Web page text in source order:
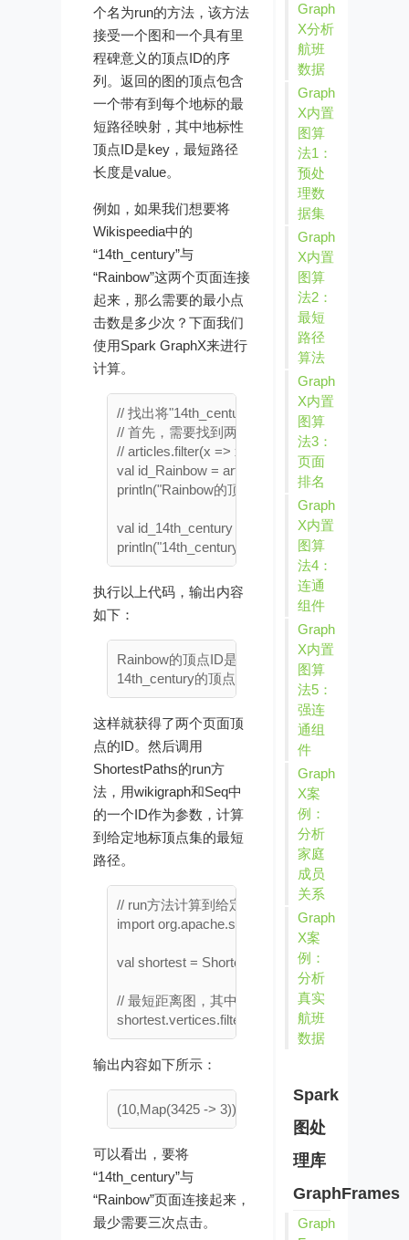
个名为run的方法，该方法
接受一个图和一个具有里
程碑意义的顶点ID的序
列。返回的图的顶点包含
一个带有到每个地标的最
短路径映射，其中地标性
顶点ID是key，最短路径
长度是value。
例如，如果我们想要将
Wikispeedia中的
“14th_century”与
“Rainbow”这两个页面连接
起来，那么需要的最小点
击数是多少次？下面我们
使用Spark GraphX来进行
计算。
// 找出将"14th_century"与"Rainbow"页面连接起
// 首先，需要找到两个页面的顶点ID
// articles.filter(x => x._1 == "Rainbow" || x._1
val id_Rainbow = articles.filter(x => x._1 ==
println("Rainbow的顶点ID是：" + id_Rainbow)
val id_14th_century = articles.filter(x => x._1 ==
执行以上代码，输出内容
如下：
Rainbow的顶点ID是：3425
这样就获得了两个页面顶
点的ID。然后调用
ShortestPaths的run方
法，用wikigraph和Seq中
的一个ID作为参数，计算
到给定地标顶点集的最短
路径。
// run方法计算到给定地标顶点集的最短路径
import org.apache.spark.graphx.lib._
val shortest = ShortestPaths.run(wikigraph,
// 最短距离图，其中每个顶点属性是一个Map
输出内容如下所示：
可以看出，要将
“14th_century”与
“Rainbow”页面连接起来，
最少需要三次点击。
Graph
X分析
航班
数据
Graph
X内置
图算
法1：
预处
理数
据集
Graph
X内置
图算
法2：
最短
路径
算法
Graph
X内置
图算
法3：
页面
排名
Graph
X内置
图算
法4：
连通
组件
Graph
X内置
图算
法5：
强连
通组
件
Graph
X案
例：
分析
家庭
成员
关系
Graph
X案
例：
分析
真实
航班
数据
Spark
图处
理库
GraphFrames
Graph